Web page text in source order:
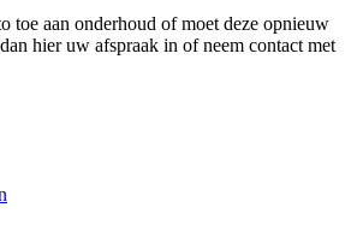
toe aan onderhoud of moet deze opnieuw
hier uw afspraak in of neem contact met